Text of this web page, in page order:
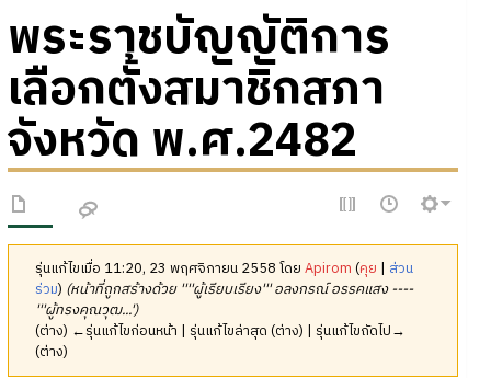
พระราชบัญญัติการ
เลือกตั้งสมาชิกสภา
จังหวัด พ.ศ.2482
รุ่นแก้ไขเมื่อ 11:20, 23 พฤศจิกายน 2558 โดยApirom (คุย | ส่วน
ร่วม) (หน้าที่ถูกสร้างด้วย ''''ผู้เรียบเรียง''' อลงกรณ์ อรรคแสง ----
'''ผู้ทรงคุณวุฒ...')
(ต่าง) ←รุ่นแก้ไขก่อนหน้า | รุ่นแก้ไขล่าสุด (ต่าง) | รุ่นแก้ไขถัดไป→
(ต่าง)